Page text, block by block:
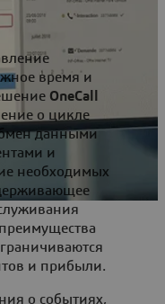
время и
OneCall
о цикле
данными
и
необходимых
и прибыли.
о событиях,